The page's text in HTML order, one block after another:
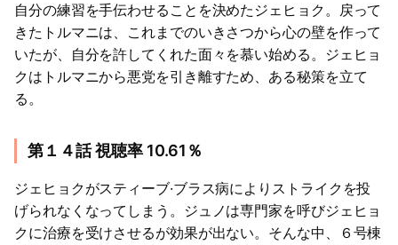
自分の練習を手伝わせることを決めたジェヒョク。戻って
きたトルマニは、これまでのいきさつから心の壁を作って
いたが、自分を許してくれた面々を慕い始める。ジェヒョ
クはトルマニから悪党を引き離すため、ある秘策を立て
る。
第１４話 視聴率 10.61％
ジェヒョクがスティーブ·ブラス病によりストライクを投
げられなくなってしまう。ジュノは専門家を呼びジェヒョ
クに治療を受けさせるが効果が出ない。そんな中、６号棟